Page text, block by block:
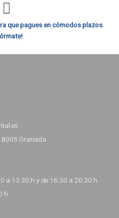
que pagues en cómodos plazos.
Granada
a 13:30 h y de 16:30 a 20:30 h
h